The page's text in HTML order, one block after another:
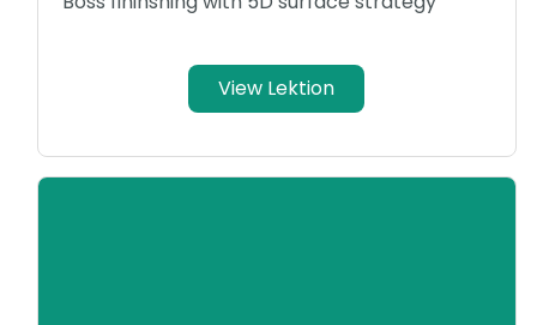
View Lektion